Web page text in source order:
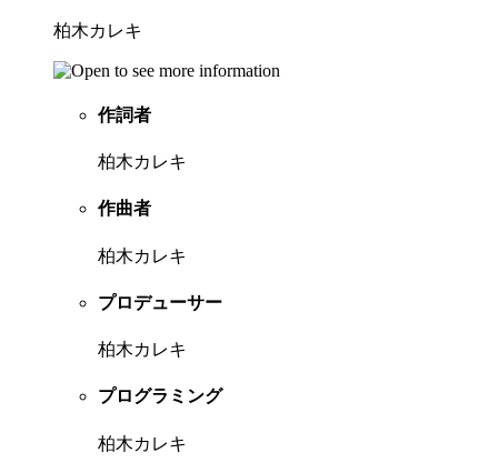
柏木カレキ
作詞者
柏木カレキ
作曲者
柏木カレキ
プロデューサー
柏木カレキ
プログラミング
柏木カレキ